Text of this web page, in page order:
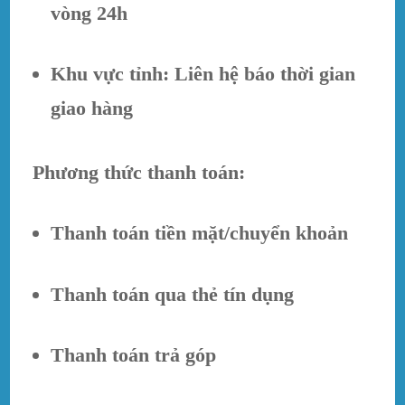
vòng 24h
Khu vực tỉnh: Liên hệ báo thời gian
giao hàng
Phương thức thanh toán:
Thanh toán tiền mặt/chuyển khoản
Thanh toán qua thẻ tín dụng
Thanh toán trả góp